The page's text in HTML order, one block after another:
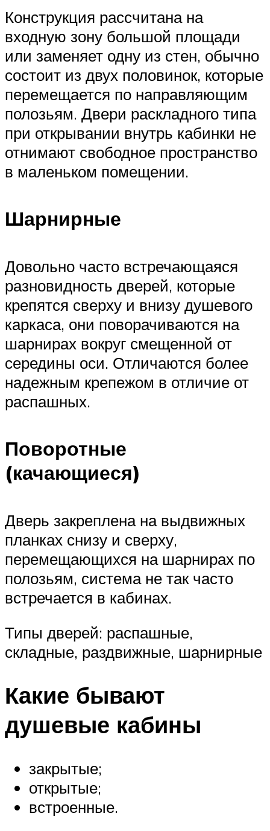
Конструкция рассчитана на
входную зону большой площади
или заменяет одну из стен, обычно
состоит из двух половинок, которые
перемещается по направляющим
полозьям. Двери раскладного типа
при открывании внутрь кабинки не
отнимают свободное пространство
в маленьком помещении.
Шарнирные
Довольно часто встречающаяся
разновидность дверей, которые
крепятся сверху и внизу душевого
каркаса, они поворачиваются на
шарнирах вокруг смещенной от
середины оси. Отличаются более
надежным крепежом в отличие от
распашных.
Поворотные
(качающиеся)
Дверь закреплена на выдвижных
планках снизу и сверху,
перемещающихся на шарнирах по
полозьям, система не так часто
встречается в кабинах.
Типы дверей: распашные,
складные, раздвижные, шарнирные
Какие бывают
душевые кабины
закрытые;
открытые;
встроенные.